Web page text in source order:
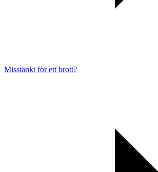
Misstänkt för ett brott?